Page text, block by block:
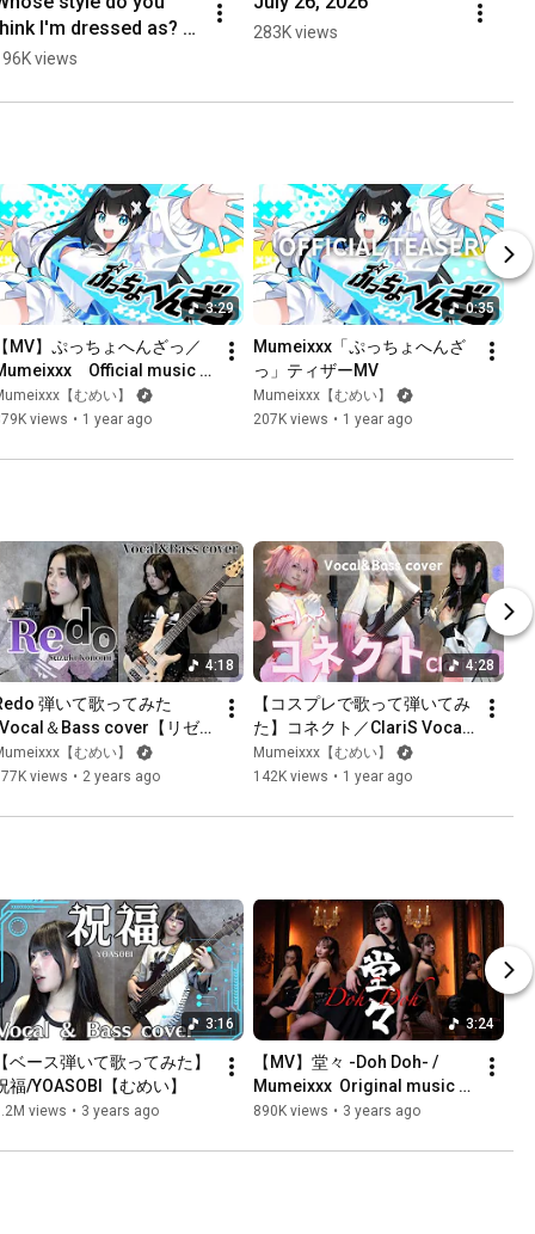
I'm dressed as?
#tiktok #dance
views
283K views
3:29
【MV】ぷっちょへんざっ／
　Official music
【むめい】
views • 1 year ago
0:35
Mumeixxx「ぷっちょへんざ
っ」ティザーMV
Mumeixxx【むめい】
207K views • 1 year ago
4:18
弾いて歌ってみた
＆Bass cover【リゼ
】
【むめい】
views • 2 years ago
4:28
【コスプレで歌って弾いてみ
た】コネクト／ClariS Vocal
＆Bass cover
Mumeixxx【むめい】
142K views • 1 year ago
3:16
【ベース弾いて歌ってみた】
福/YOASOBI【むめい】
views • 3 years ago
3:24
【MV】堂々 -Doh Doh- /
Mumeixxx  Original music
video
890K views • 3 years ago